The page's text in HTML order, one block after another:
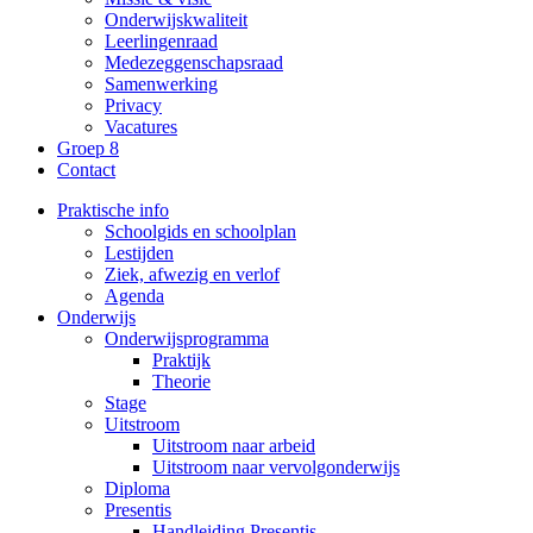
Onderwijskwaliteit
Leerlingenraad
Medezeggenschapsraad
Samenwerking
Privacy
Vacatures
Groep 8
Contact
Praktische info
Schoolgids en schoolplan
Lestijden
Ziek, afwezig en verlof
Agenda
Onderwijs
Onderwijsprogramma
Praktijk
Theorie
Stage
Uitstroom
Uitstroom naar arbeid
Uitstroom naar vervolgonderwijs
Diploma
Presentis